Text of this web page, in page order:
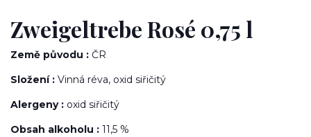
Zweigeltrebe Rosé 0,75 l
Země původu : ČR
Složení : Vinná réva, oxid siřičitý
Alergeny : oxid siřičitý
Obsah alkoholu : 11,5 %